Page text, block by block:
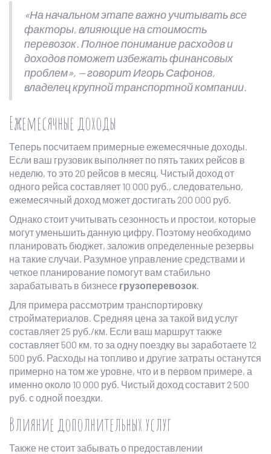
«На начальном этапе важно учитывать все
факторы, влияющие на стоимость
перевозок. Полное понимание расходов и
доходов поможет избежать финансовых
проблем», — говорит Игорь Сафонов,
владелец крупной транспортной компании.
Ежемесячные доходы
Теперь посчитаем примерные ежемесячные доходы.
Если ваш грузовик выполняет по пять таких рейсов в
неделю, то это 20 рейсов в месяц. Чистый доход от
одного рейса составляет 10 000 руб., следовательно,
ежемесячный доход может достигать 200 000 руб.
Однако стоит учитывать сезонность и простои, которые
могут уменьшить данную цифру. Поэтому необходимо
планировать бюджет, заложив определенные резервы
на такие случаи. Разумное управление средствами и
четкое планирование помогут вам стабильно
зарабатывать в бизнесе грузоперевозок
Для примера рассмотрим транспортировку
стройматериалов. Средняя цена за такой вид услуг
составляет 25 руб./км. Если ваш маршрут также
составляет 500 км, то за одну поездку вы заработаете 12
500 руб. Расходы на топливо и другие затраты останутся
примерно на том же уровне, что и в первом примере, а
именно около 10 000 руб. Чистый доход составит 2 500
руб. с одной поездки.
Влияние дополнительных услуг
Также не стоит забывать о предоставлении